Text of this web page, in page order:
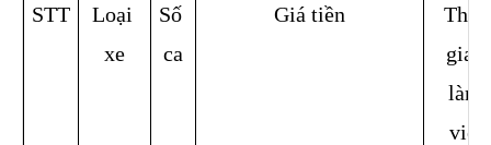
STT
Loại
xe
Số
ca
Giá tiền
Thời
gian
làm
việc